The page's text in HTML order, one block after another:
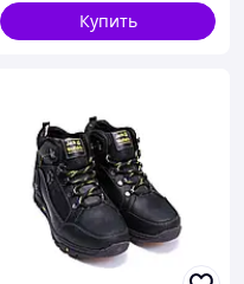
Купить